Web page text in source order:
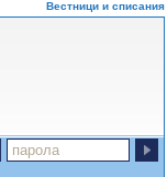
Вестници и списания